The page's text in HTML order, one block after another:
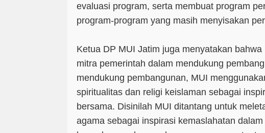
evaluasi program, serta membuat program
program-program yang masih menyisakan
Ketua DP MUI Jatim juga menyatakan bahwa
mitra pemerintah dalam mendukung
mendukung pembangunan, MUI
spiritualitas dan religi keislaman sebagai
bersama. Disinilah MUI ditantang untuk
agama sebagai inspirasi kemaslahatan dalam